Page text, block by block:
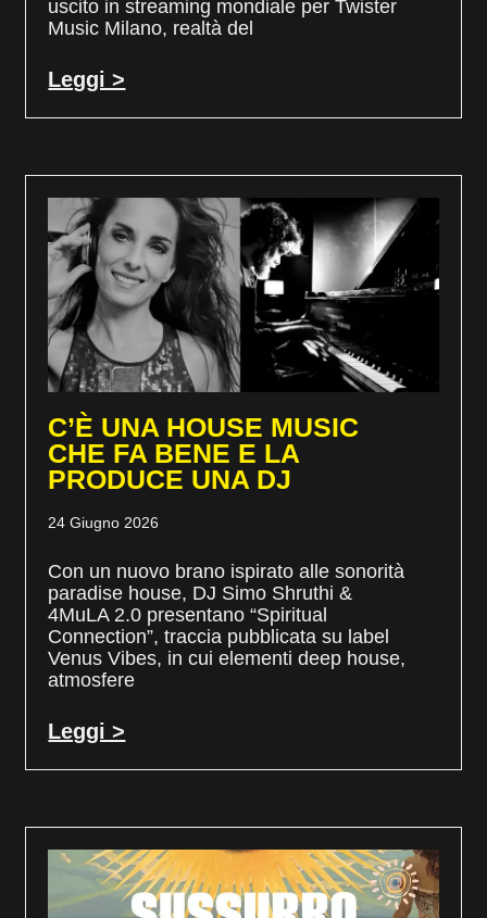
uscito in streaming mondiale per Twister
Music Milano, realtà del
Leggi >
C’È UNA HOUSE MUSIC
CHE FA BENE E LA
PRODUCE UNA DJ
24 Giugno 2026
Con un nuovo brano ispirato alle sonorità
paradise house, DJ Simo Shruthi &
4MuLA 2.0 presentano “Spiritual
Connection”, traccia pubblicata su label
Venus Vibes, in cui elementi deep house,
atmosfere
Leggi >